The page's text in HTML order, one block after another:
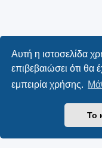
Αυτή η ιστοσελίδα
επιβεβαιώσει ότι θα
εμπειρία χρήσης.
Το